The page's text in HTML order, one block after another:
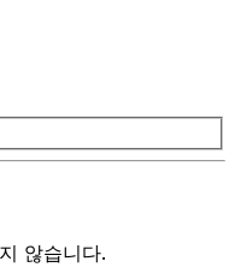
않습니다.